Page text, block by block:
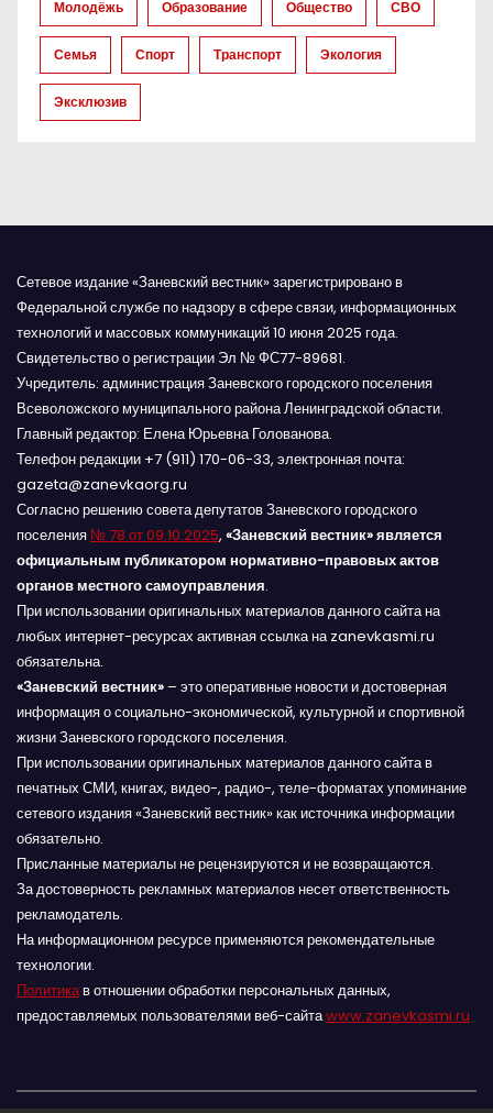
пМолодёжь Образование Общество СВО
Семья Спорт Транспорт Экология
Эксклюзив
Сетевое издание «Заневский вестник» зарегистрировано в
Федеральной службе по надзору в сфере связи, информационных
технологий и массовых коммуникаций 10 июня 2025 года.
Свидетельство о регистрации Эл № ФС77-89681.
Учредитель: администрация Заневского городского поселения
Всеволожского муниципального района Ленинградской области.
Главный редактор: Елена Юрьевна Голованова.
Телефон редакции +7 (911) 170-06-33, электронная почта:
gazeta@zanevkaorg.ru
Согласно решению совета депутатов Заневского городского
поселения № 78 от 09.10.2025, «Заневский вестник» является
официальным публикатором нормативно-правовых актов
органов местного самоуправления.
При использовании оригинальных материалов данного сайта на
любых интернет-ресурсах активная ссылка на zanevkasmi.ru
обязательна.
«Заневский вестник» – это оперативные новости и достоверная
информация о социально-экономической, культурной и спортивной
жизни Заневского городского поселения.
При использовании оригинальных материалов данного сайта в
печатных СМИ, книгах, видео-, радио-, теле-форматах упоминание
сетевого издания «Заневский вестник» как источника информации
обязательно.
Присланные материалы не рецензируются и не возвращаются.
За достоверность рекламных материалов несет ответственность
рекламодатель.
На информационном ресурсе применяются рекомендательные
технологии.
Политикав отношении обработки персональных данных,
предоставляемых пользователями веб-сайтаwww.zanevkasmi.ru